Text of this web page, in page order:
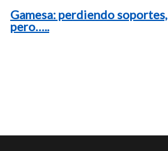
Gamesa: perdiendo soportes,
pero…..